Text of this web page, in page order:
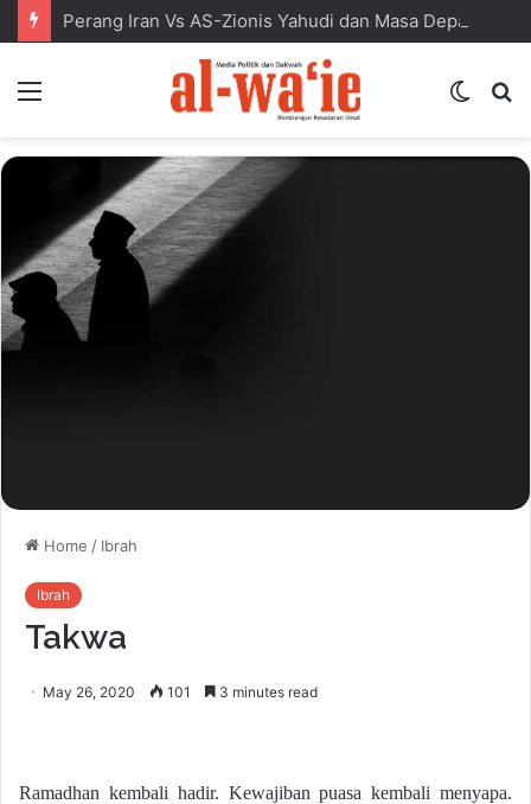
Perang Iran Vs AS-Zionis Yahudi dan Masa Depan Dunia Islam
Switch
Home / Ibrah
Ibrah
Takwa
May 26, 2020 101 3 minutes read
Ramadhan kembali hadir. Kewajiban puasa kembali menyapa.